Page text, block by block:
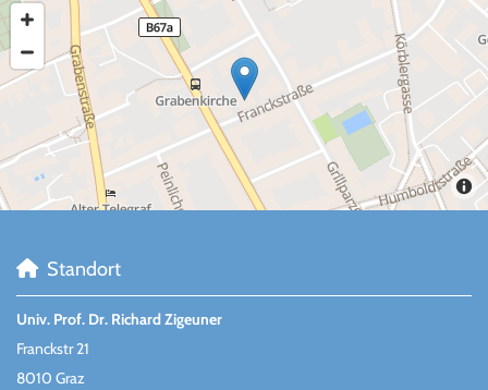
 Standort
Univ. Prof. Dr. Richard Zigeuner
Franckstr 21
8010 Graz